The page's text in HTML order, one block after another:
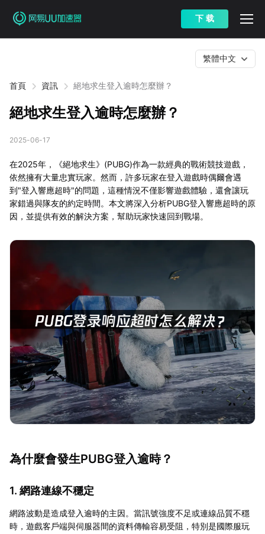
下 载
首頁 資訊 絕地求生登入逾時怎麼辦？
繁體中文
絕地求生登入逾時怎麼辦？
2025-06-17
在2025年，《絕地求生》(PUBG)作為一款經典的戰術競技遊戲，
依然擁有大量忠實玩家。然而，許多玩家在登入遊戲時偶爾會遇
到"登入響應超時"的問題，這種情況不僅影響遊戲體驗，還會讓玩
家錯過與隊友的約定時間。本文將深入分析PUBG登入響應超時的原
因，並提供有效的解決方案，幫助玩家快速回到戰場。
為什麼會發生PUBG登入逾時？
1. 網路連線不穩定
網路波動是造成登入逾時的主因。當訊號強度不足或連線品質不穩
時，遊戲客戶端與伺服器間的資料傳輸容易受阻，特別是國際服玩